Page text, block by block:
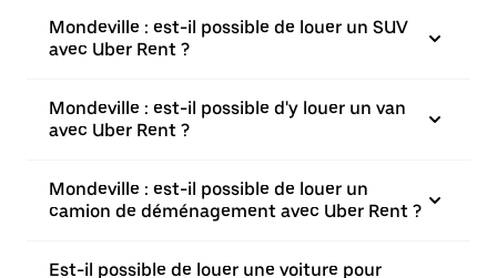
Mondeville : est-il possible de louer un SUV
avec Uber Rent ?
Mondeville : est-il possible d'y louer un van
avec Uber Rent ?
Mondeville : est-il possible de louer un
camion de déménagement avec Uber Rent ?
Est-il possible de louer une voiture pour